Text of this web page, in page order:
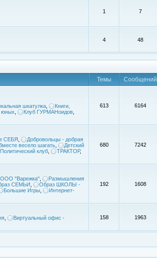
1 7
4 48
Темы Сообщений
шкатулка
Книги,
Клуб ГУРМАНоидов
613 6164
СЕБЯ
Добровольцы - добрая
весело шагать
Детский
Политический клуб ТРАКТОР,
680 7242
ООО "Варежка"
Размышления
СЕМЬИ
Образ ШКОЛЫ -
Большие Игры
Интернет-
192 1608
Виртуальный офис -
158 1963